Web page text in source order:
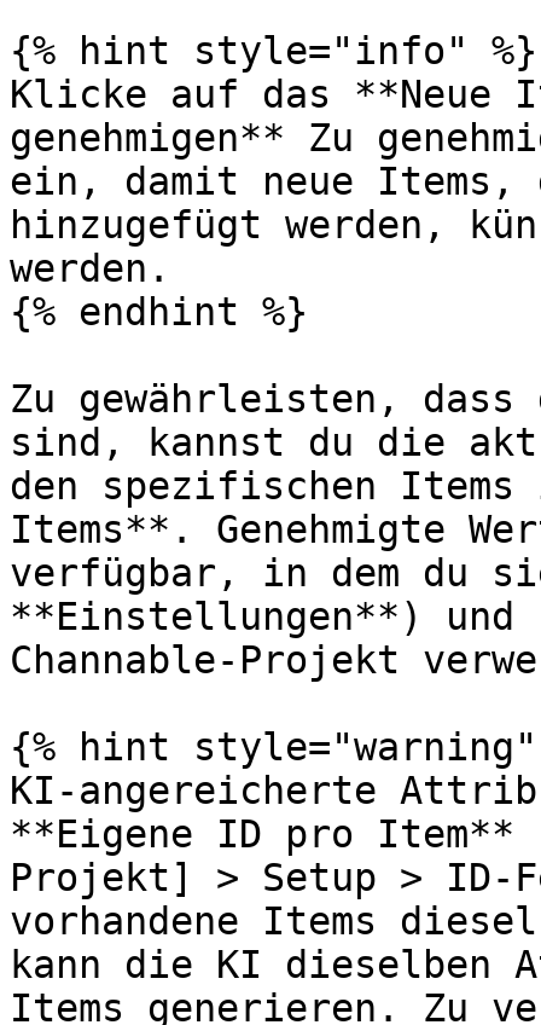
{% hint style="info" %}
Klicke auf das **Neue
genehmigen** Zu
ein, damit neue Items,
hinzugefügt werden,
werden.
{% endhint %}
Zu gewährleisten,
sind, kannst du die
den spezifischen
Items**. Genehmigte
verfügbar, in dem du
**Einstellungen**) und
Channable-Projekt
{% hint style="warning"
KI-angereicherte
**Eigene ID pro
Projekt] > Setup > ID-
vorhandene Items
kann die KI dieselben
Items generieren. Zu